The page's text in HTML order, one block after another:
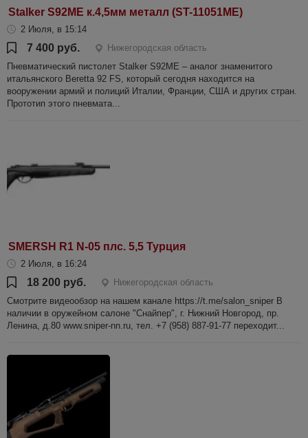
Stalker S92ME к.4,5мм металл (ST-11051ME)
2 Июля, в 15:14
7 400 руб.
Нижегородская область
Пневматический пистолет Stalker S92ME – аналог знаменитого
итальянского Beretta 92 FS, который сегодня находится на
вооружении армий и полиций Италии, Франции, США и других стран.
Прототип этого пневмата...
SMERSH R1 N-05 плс. 5,5 Турция
2 Июля, в 16:24
18 200 руб.
Нижегородская область
Смотрите видеообзор на нашем канале https://t.me/salon_sniper В
наличии в оружейном салоне "Снайпер", г. Нижний Новгород, пр.
Ленина, д.80 www.sniper-nn.ru, тел. +7 (958) 887-91-77 переходит...